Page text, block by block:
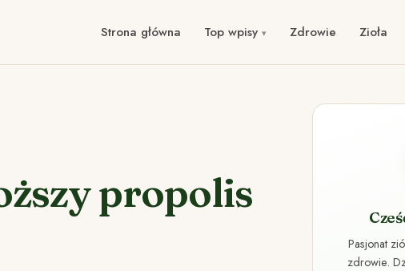
Strona główna Top wpisy Zdrowie Zioła
propolis
Pasjonat
zdrowie.